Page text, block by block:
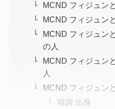
MCND フィジュン
MCND フィジュン
MCND フィジュン
の人
MCND フィジュン
人
MCND フィジュン
韓国 出身